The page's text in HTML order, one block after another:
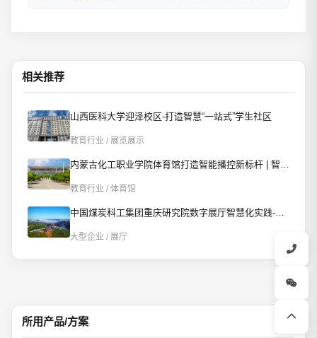
相关推荐
山西医科大学迎泽校区-打造智慧“一站式”学生社区
教育行业 / 展览展示
内蒙古化工职业学院体育馆打造智能播控新标杆 | 智慧赋能校园文体新场景
教育行业 / 体育馆
中国煤炭科工集团重庆研究院数字展厅智慧化实践-AI智控重构数字展厅
大型企业 / 展厅
所用产品/方案